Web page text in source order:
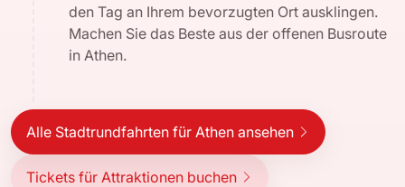
den Tag an Ihrem bevorzugten Ort ausklingen.
Machen Sie das Beste aus der offenen Busroute
in Athen.
Alle Stadtrundfahrten für Athen ansehen
Tickets für Attraktionen buchen